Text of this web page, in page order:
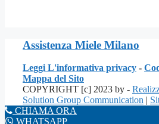
Assistenza Miele Milano
Leggi L'informativa privacy -
Mappa del Sito
COPYRIGHT [c] 2023 by -
Solution Group Communication |
CHIAMA ORA
WHATSAPP